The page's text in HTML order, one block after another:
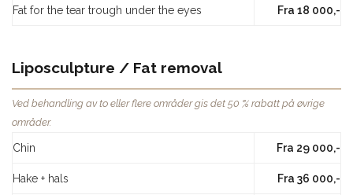
Fat for the tear trough under the eyes Fra 18 000,-
Liposculpture / Fat removal
Ved behandling av to eller flere områder gis det 50 % rabatt på øvrige
områder.
Chin Fra 29 000,-
Hake + hals Fra 36 000,-